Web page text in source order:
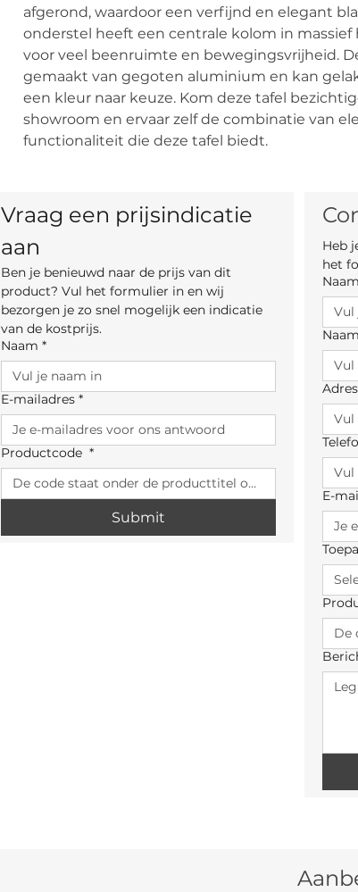
afgerond, waardoor een verfijnd en elegant
onderstel heeft een centrale kolom in
voor veel beenruimte en bewegingsvrijheid.
gemaakt van gegoten aluminium en kan
een kleur naar keuze. Kom deze tafel
showroom en ervaar zelf de combinatie van
functionaliteit die deze tafel biedt.
Vraag een prijsindicatie
aan
Ben je benieuwd naar de prijs van dit
product? Vul het formulier in en wij
bezorgen je zo snel mogelijk een indicatie
van de kostprijs.
Naam *
E-mailadres *
Productcode *
Submit
Heb
het
Naam
Adres
E-